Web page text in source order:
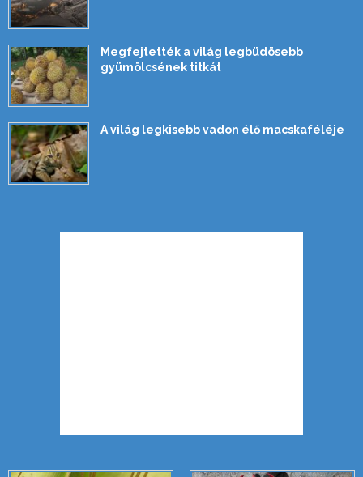
Megfejtették a világ legbüdösebb
gyümölcsének titkát
A világ legkisebb vadon élő macskaféléje